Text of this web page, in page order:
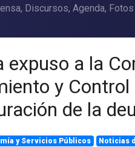
Discursos, Agenda,
expuso a la
y
de la
y Servicios Públicos Noticias